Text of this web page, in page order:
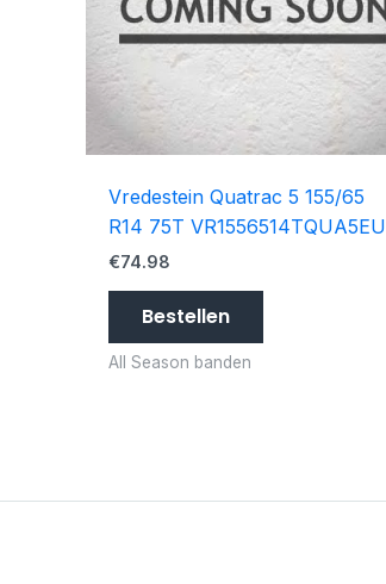
Vredestein Quatrac 5 155/65
R14 75T VR1556514TQUA5EU
€74.98
Bestellen
All Season banden